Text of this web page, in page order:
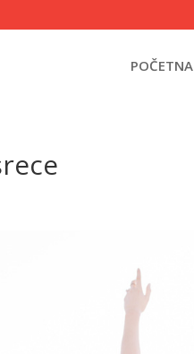
POČETNA